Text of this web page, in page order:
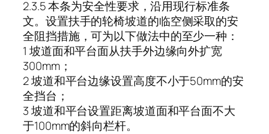
2.3.5 本条为安全性要求，沿用现行标准条
文。设置扶手的轮椅坡道的临空侧采取的安
全阻挡措施，可为以下做法中的至少一种：
1 坡道面和平台面从扶手外边缘向外扩宽
300mm；
2 坡道和平台边缘设置高度不小于50mm的安
全挡台；
3 坡道和平台设置距离坡道面和平台面不大
于100mm的斜向栏杆。